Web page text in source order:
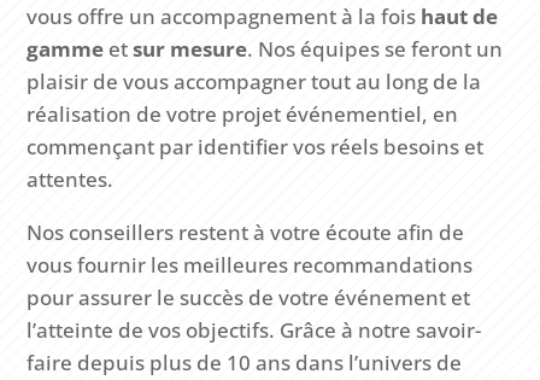
vous offre un accompagnement à la fois haut de
gamme etsur mesure. Nos équipes se feront un
plaisir de vous accompagner tout au long de la
réalisation de votre projet événementiel, en
commençant par identifier vos réels besoins et
attentes.
Nos conseillers restent à votre écoute afin de
vous fournir les meilleures recommandations
pour assurer le succès de votre événement et
l’atteinte de vos objectifs. Grâce à notre savoir-
faire depuis plus de 10 ans dans l’univers de